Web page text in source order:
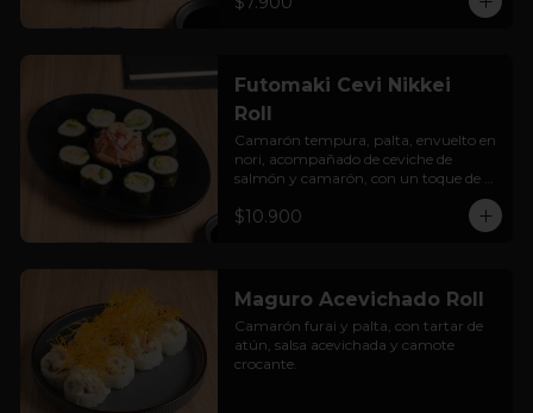
Futomaki Cevi Nikkei
Roll
Camarón tempura, palta, envuelto en
nori, acompañado de ceviche de
salmón y camarón, con un toque de
$10.900
Maguro Acevichado Roll
Camarón furai y palta, con tartar de
atún, salsa acevichada y camote
crocante.